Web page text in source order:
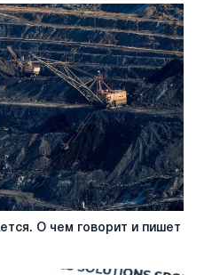
О чем говорит и пишет